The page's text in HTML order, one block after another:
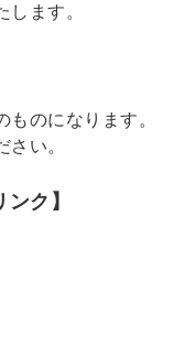
ます。
のになります。
い。
ク】